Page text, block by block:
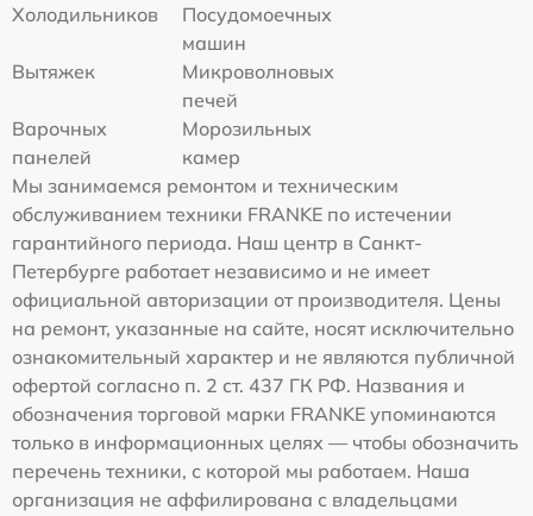
Холодильников
Посудомоечных
машин
Вытяжек
Микроволновых
печей
Варочных
панелей
Морозильных
камер
Мы занимаемся ремонтом и техническим
обслуживанием техники FRANKE по истечении
гарантийного периода. Наш центр в Санкт-
Петербурге работает независимо и не имеет
официальной авторизации от производителя. Цены
на ремонт, указанные на сайте, носят исключительно
ознакомительный характер и не являются публичной
офертой согласно п. 2 ст. 437 ГК РФ. Названия и
обозначения торговой марки FRANKE упоминаются
только в информационных целях — чтобы обозначить
перечень техники, с которой мы работаем. Наша
организация не аффилирована с владельцами